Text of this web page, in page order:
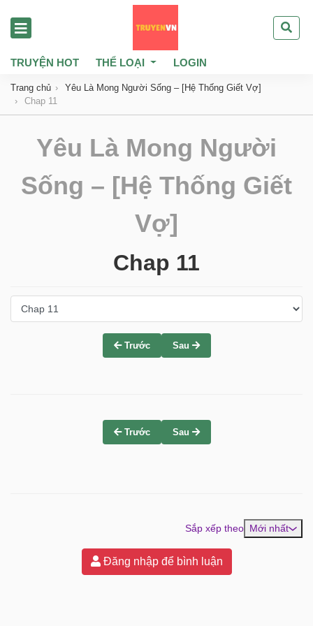
TRUYỆN HOT THỂ LOẠI LOGIN
Trang chủ
Yêu Là Mong Người Sống – [Hệ Thống Giết Vợ]
Chap 11
Yêu Là Mong Người
Sống – [Hệ Thống Giết
Vợ]
Chap 11
Trước Sau
Trước Sau
Sắp xếp theo Mới nhất
Đăng nhập để bình luận